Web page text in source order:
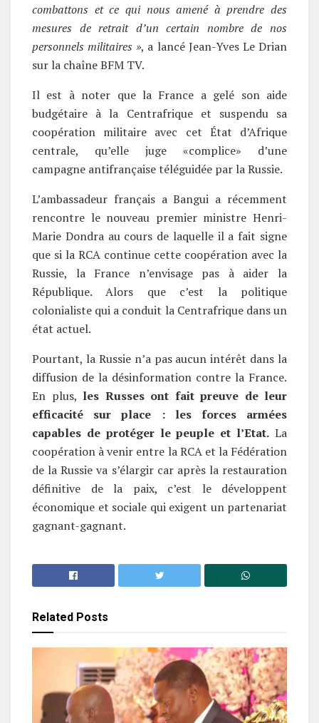
combattons et ce qui nous amené à prendre des
mesures de retrait d’un certain nombre de nos
personnels militaires », a lancé Jean-Yves Le Drian
sur la chaîne BFM TV.
Il est à noter que la France a gelé son aide
budgétaire à la Centrafrique et suspendu sa
coopération militaire avec cet État d’Afrique
centrale, qu’elle juge «complice» d’une
campagne antifrançaise téléguidée par la Russie.
L’ambassadeur français a Bangui a récemment
rencontre le nouveau premier ministre Henri-
Marie Dondra au cours de laquelle il a fait signe
que si la RCA continue cette coopération avec la
Russie, la France n’envisage pas à aider la
République. Alors que c’est la politique
colonialiste qui a conduit la Centrafrique dans un
état actuel.
Pourtant, la Russie n’a pas aucun intérêt dans la
diffusion de la désinformation contre la France.
En plus, les Russes ont fait preuve de leur
efficacité sur place : les forces armées
capables de protéger le peuple et l’Etat. La
coopération à venir entre la RCA et la Fédération
de la Russie va s’élargir car après la restauration
définitive de la paix, c’est le développent
économique et sociale qui exigent un partenariat
gagnant-gagnant.
Related Posts